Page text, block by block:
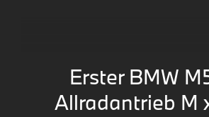
Erster BMW
Allradantrieb M